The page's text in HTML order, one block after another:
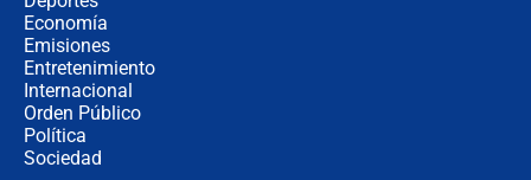
Economía
Emisiones
Entretenimiento
Internacional
Orden Público
Política
Sociedad